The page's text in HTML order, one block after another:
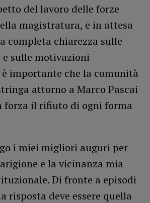
del lavoro delle forze
magistratura, e in attesa
completa chiarezza sulle
sulle motivazioni
è importante che la comunità
attorno a Marco Pascai
forza il rifiuto di ogni forma
i miei migliori auguri per
e la vicinanza mia
Di fronte a episodi
risposta deve essere quella